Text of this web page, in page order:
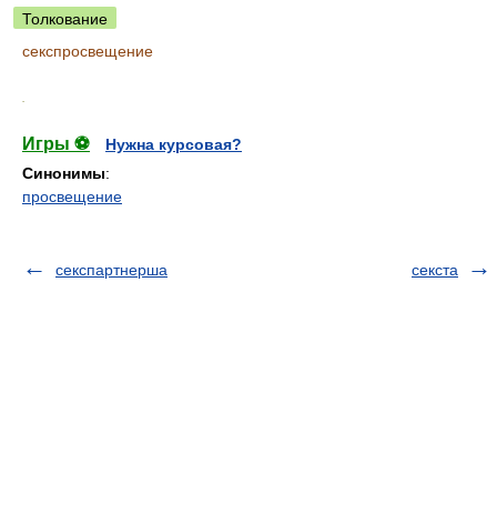
Толкование
секспросвещение
Игры ⚽
Нужна курсовая?
Синонимы:
просвещение
секспартнерша секста